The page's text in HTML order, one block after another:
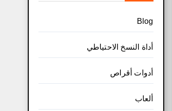
Blog
أداة النسخ الاحتياطي
أدوات أقراص
ألعاب